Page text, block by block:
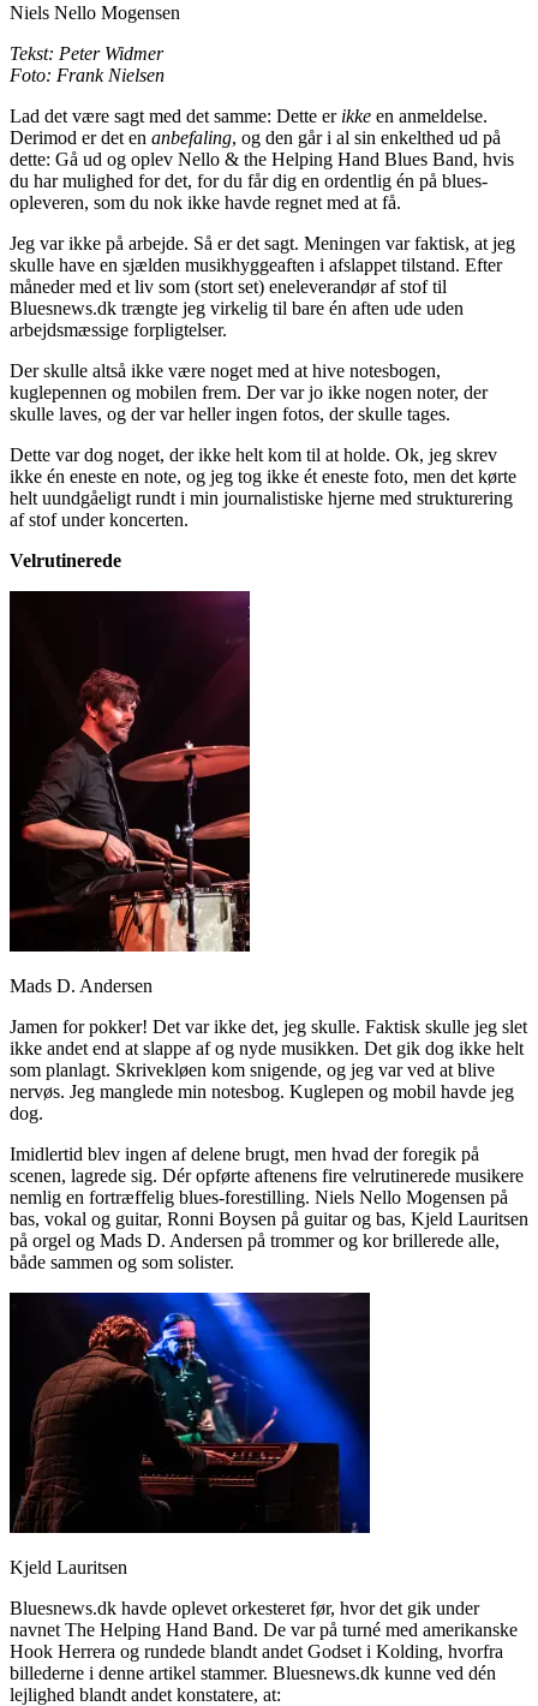
Niels Nello Mogensen
Tekst: Peter Widmer
Foto: Frank Nielsen
Lad det være sagt med det samme: Dette er ikke en anmeldelse.
Derimod er det en anbefaling, og den går i al sin enkelthed ud på
dette: Gå ud og oplev Nello & the Helping Hand Blues Band, hvis
du har mulighed for det, for du får dig en ordentlig én på blues-
opleveren, som du nok ikke havde regnet med at få.
Jeg var ikke på arbejde. Så er det sagt. Meningen var faktisk, at jeg
skulle have en sjælden musikhyggeaften i afslappet tilstand. Efter
måneder med et liv som (stort set) eneleverandør af stof til
Bluesnews.dk trængte jeg virkelig til bare én aften ude uden
arbejdsmæssige forpligtelser.
Der skulle altså ikke være noget med at hive notesbogen,
kuglepennen og mobilen frem. Der var jo ikke nogen noter, der
skulle laves, og der var heller ingen fotos, der skulle tages.
Dette var dog noget, der ikke helt kom til at holde. Ok, jeg skrev
ikke én eneste en note, og jeg tog ikke ét eneste foto, men det kørte
helt uundgåeligt rundt i min journalistiske hjerne med strukturering
af stof under koncerten.
Velrutinerede
Mads D. Andersen
Jamen for pokker! Det var ikke det, jeg skulle. Faktisk skulle jeg slet
ikke andet end at slappe af og nyde musikken. Det gik dog ikke helt
som planlagt. Skrivekløen kom snigende, og jeg var ved at blive
nervøs. Jeg manglede min notesbog. Kuglepen og mobil havde jeg
dog.
Imidlertid blev ingen af delene brugt, men hvad der foregik på
scenen, lagrede sig. Dér opførte aftenens fire velrutinerede musikere
nemlig en fortræffelig blues-forestilling. Niels Nello Mogensen på
bas, vokal og guitar, Ronni Boysen på guitar og bas, Kjeld Lauritsen
på orgel og Mads D. Andersen på trommer og kor brillerede alle,
både sammen og som solister.
Kjeld Lauritsen
Bluesnews.dk havde oplevet orkesteret før, hvor det gik under
navnet The Helping Hand Band. De var på turné med amerikanske
Hook Herrera og rundede blandt andet Godset i Kolding, hvorfra
billederne i denne artikel stammer. Bluesnews.dk kunne ved dén
lejlighed blandt andet konstatere, at: